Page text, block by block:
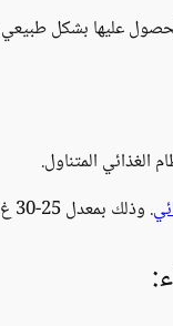
عليها بشكل طبيعي
المتناول.
. وذلك بمعدل 25-30 غ من الألياف يومياً، كحد أدنى.